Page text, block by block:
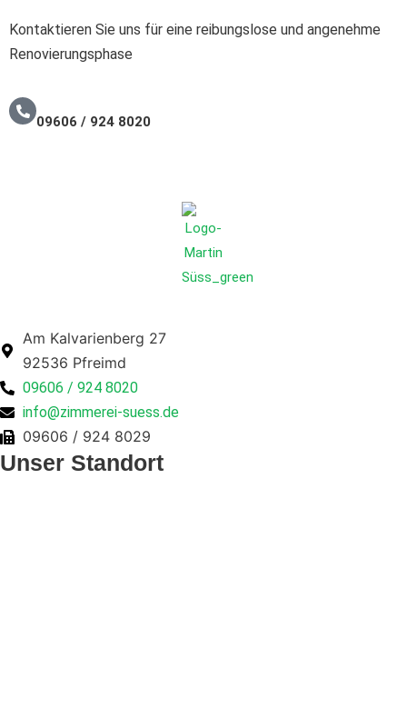
Kontaktieren Sie uns für eine reibungslose und angenehme
Renovierungsphase
09606 / 924 8020
Am Kalvarienberg 27
92536 Pfreimd
09606 / 924 8020
info@zimmerei-suess.de
09606 / 924 8029
Unser Standort